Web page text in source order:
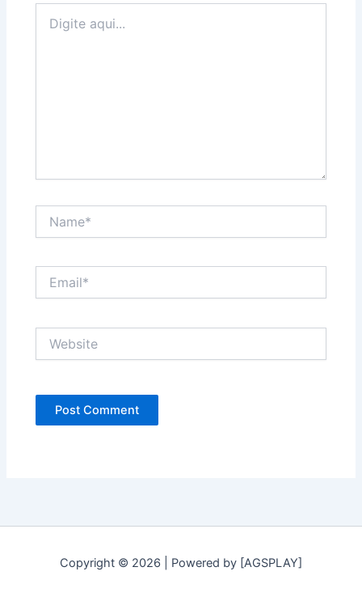
aqui...
Copyright © 2026 | Powered by [AGSPLAY]